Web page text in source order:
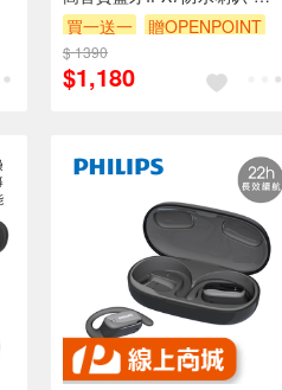
TAS1505B
買一送一 贈OPENPOINT
$ 1390
$1,180